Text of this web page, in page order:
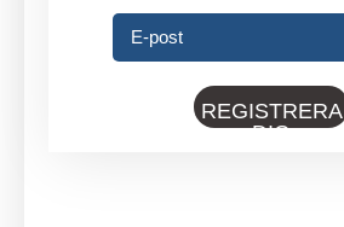
E-post
REGISTRERA
DIG